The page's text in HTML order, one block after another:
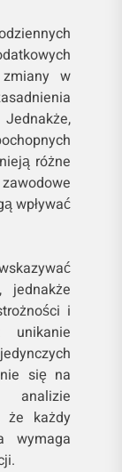
zmiany w
różne
wpływać
i
unikanie
się na
analizie
że każdy
wymaga